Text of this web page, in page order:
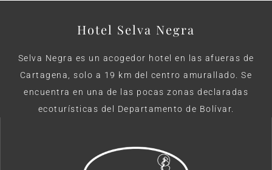
Hotel Selva Negra
Selva Negra es un acogedor hotel en las afueras de
Cartagena, solo a 19 km del centro amurallado. Se
encuentra en una de las pocas zonas declaradas
ecoturísticas del Departamento de Bolívar.